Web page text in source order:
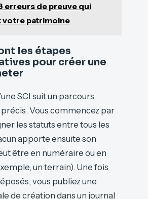
erreurs de preuve qui
votre patrimoine
les étapes
pour créer une
SCI suit un parcours
Vous commencez par
les statuts entre tous les
apporte ensuite son
être en numéraire ou en
un terrain). Une fois
vous publiez une
de création dans un journal